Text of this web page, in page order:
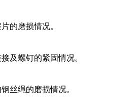
磨损情况。
螺钉的紧固情况。
绳的磨损情况。